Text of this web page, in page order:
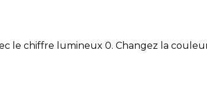
le chiffre lumineux 0. Changez la